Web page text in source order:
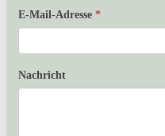
E-Mail-Adresse *
Nachricht